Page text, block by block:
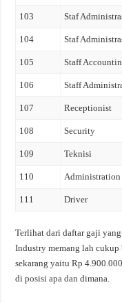
103 Staf
104 Staf
105 Staff
106 Staff
107 Receptionist
108 Security
109 Teknisi
110 Administration
111 Driver
Terlihat dari daftar gaji
Industry memang lah cukup
sekarang yaitu Rp
di posisi apa dan dimana.